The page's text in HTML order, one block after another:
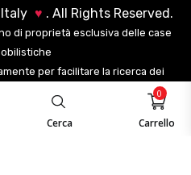
Cerca Carrello
0
Italy ♥ . All Rights Reserved.
di proprietà esclusiva delle case
per facilitare la ricerca dei